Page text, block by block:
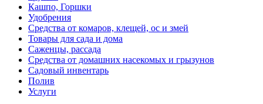
Кашпо, Горшки
Удобрения
Средства от комаров, клещей, ос и змей
Товары для сада и дома
Саженцы, рассада
Средства от домашних насекомых и грызунов
Садовый инвентарь
Полив
Услуги